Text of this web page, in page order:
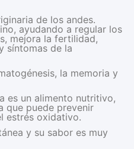
de los andes.
ayudando a regular los
mejora la fertilidad,
síntomas de la
la memoria y
es un alimento nutritivo,
que puede prevenir
estrés oxidativo.
y su sabor es muy